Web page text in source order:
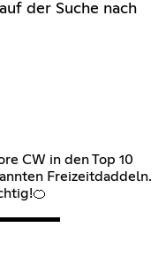
der Suche nach
CW in den Top 10
Freizeitdaddeln.